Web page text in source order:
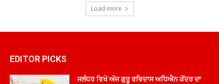
Load more
EDITOR PICKS
ਜਲੰਧਰ ਵਿਖੇ ਅੱਜ ਗੁਰੂ ਰਵਿਦਾਸ ਅਧਿਐਨ ਕੇਂਦਰ ਦਾ